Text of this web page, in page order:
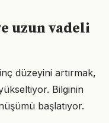
uzun vadeli
düzeyini artırmak,
Bilginin
başlatıyor.